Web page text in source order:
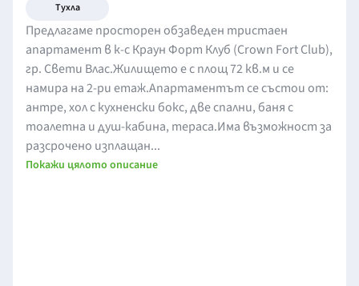
Тухла
Предлагаме просторен обзаведен тристаен
апартамент в к-с Краун Форт Клуб (Crown Fort Club),
гр. Свети Влас.Жилището е с площ 72 кв.м и се
намира на 2-ри етаж.Апартаментът се състои от:
антре, хол с кухненски бокс, две спални, баня с
тоалетна и душ-кабина, тераса.Има възможност за
разсрочено изплащан...
Покажи цялото описание